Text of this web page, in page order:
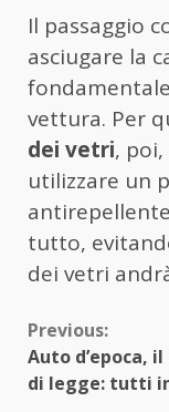
Il passaggio
asciugare la
vettura. Per
dei vetri,
utilizzare un
tutto,
dei vetri
Continue
Reading
Previous:
Auto d’epoca,
di legge: tutti